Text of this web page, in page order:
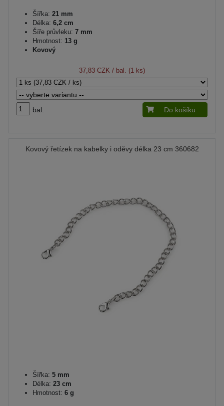
Šířka: 21 mm
Délka: 6,2 cm
Šíře průvleku: 7 mm
Hmotnost: 13 g
Kovový
37,83 CZK / bal. (1 ks)
bal. Do košíku
Kovový řetízek na kabelky i oděvy délka 23 cm 360682
Šířka: 5 mm
Délka: 23 cm
Hmotnost: 6 g